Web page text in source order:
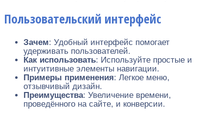
Пользовательский интерфейс
Зачем: Удобный интерфейс помогает
удерживать пользователей.
Как использовать: Используйте простые и
интуитивные элементы навигации.
Примеры применения: Легкое меню,
отзывчивый дизайн.
Преимущества: Увеличение времени,
проведённого на сайте, и конверсии.